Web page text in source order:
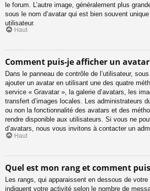
le forum. L’autre image, généralement plus
sous le nom d’avatar qui est bien souvent
utilisateur.
Haut
Comment puis-je afficher un avatar
Dans le panneau de contrôle de l’utilisateur,
ajouter un avatar en utilisant une des quatre
service « Gravatar », la galerie d’avatars, les
transfert d’images locales. Les administrateurs
ou non la fonctionnalité des avatars et des
rendre disponible aux utilisateurs. Si vous ne
d’avatars, nous vous invitons à contacter un
Haut
Quel est mon rang et comment
Les rangs, qui apparaissent en dessous de votre
indiquent votre activité selon le nombre de